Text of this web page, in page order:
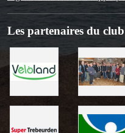
Les partenaires du club